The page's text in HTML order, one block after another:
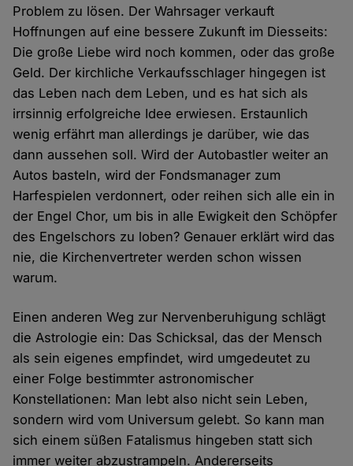
Problem zu lösen. Der Wahrsager verkauft
Hoffnungen auf eine bessere Zukunft im Diesseits:
Die große Liebe wird noch kommen, oder das große
Geld. Der kirchliche Verkaufsschlager hingegen ist
das Leben nach dem Leben, und es hat sich als
irrsinnig erfolgreiche Idee erwiesen. Erstaunlich
wenig erfährt man allerdings je darüber, wie das
dann aussehen soll. Wird der Autobastler weiter an
Autos basteln, wird der Fondsmanager zum
Harfespielen verdonnert, oder reihen sich alle ein in
der Engel Chor, um bis in alle Ewigkeit den Schöpfer
des Engelschors zu loben? Genauer erklärt wird das
nie, die Kirchenvertreter werden schon wissen
warum.
Einen anderen Weg zur Nervenberuhigung schlägt
die Astrologie ein: Das Schicksal, das der Mensch
als sein eigenes empfindet, wird umgedeutet zu
einer Folge bestimmter astronomischer
Konstellationen: Man lebt also nicht sein Leben,
sondern wird vom Universum gelebt. So kann man
sich einem süßen Fatalismus hingeben statt sich
immer weiter abzustrampeln. Andererseits